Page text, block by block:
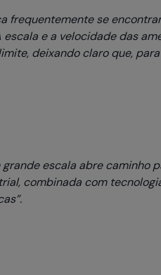
frequentemente se
e a velocidade das
deixando claro que,
escala abre caminho
combinada com